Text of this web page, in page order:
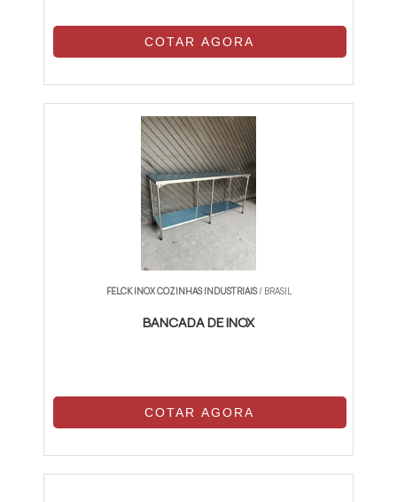
COTAR AGORA
FELCK INOX COZINHAS INDUSTRIAIS/ BRASIL
BANCADA DE INOX
COTAR AGORA